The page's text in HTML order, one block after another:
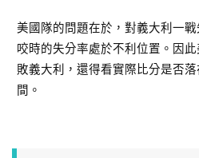
美國隊的問題在於，對義大利一
咬時的失分率處於不利位置。因
敗義大利，還得看實際比分是否
間。